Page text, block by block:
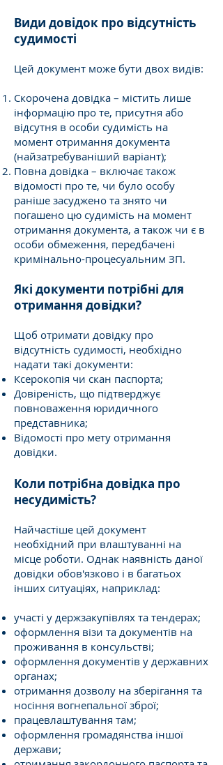
Види довідок про відсутність
судимості
Цей документ може бути двох видів:
Скорочена довідка – містить лише
інформацію про те, присутня або
відсутня в особи судимість на
момент отримання документа
(найзатребуваніший варіант);
Повна довідка – включає також
відомості про те, чи було особу
раніше засуджено та знято чи
погашено цю судимість на момент
отримання документа, а також чи є в
особи обмеження, передбачені
кримінально-процесуальним ЗП.
Які документи потрібні для
отримання довідки?
Щоб отримати довідку про
відсутність судимості, необхідно
надати такі документи:
Ксерокопія чи скан паспорта;
Довіреність, що підтверджує
повноваження юридичного
представника;
Відомості про мету отримання
довідки.
Коли потрібна довідка про
несудимість?
Найчастіше цей документ
необхідний при влаштуванні на
місце роботи. Однак наявність даної
довідки обов'язково і в багатьох
інших ситуаціях, наприклад:
участі у держзакупівлях та тендерах;
оформлення візи та документів на
проживання в консульстві;
оформлення документів у державних
органах;
отримання дозволу на зберігання та
носіння вогнепальної зброї;
працевлаштування там;
оформлення громадянства іншої
держави;